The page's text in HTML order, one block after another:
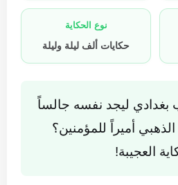
نوع الحكاية
حكايات ألف ليلة وليلة
ليجد نفسه جالساً
أميراً للمؤمنين؟
العجيبة!